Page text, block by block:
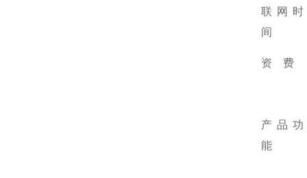
联网时
间
资 费
产品功
能